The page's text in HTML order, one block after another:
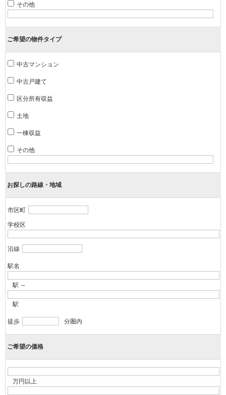
その他
ご希望の物件タイプ
中古マンション
中古戸建て
区分所有収益
土地
一棟収益
その他
お探しの路線・地域
市区町
学校区
沿線
駅名
駅 ～
駅
徒歩 分圏内
ご希望の価格
万円以上